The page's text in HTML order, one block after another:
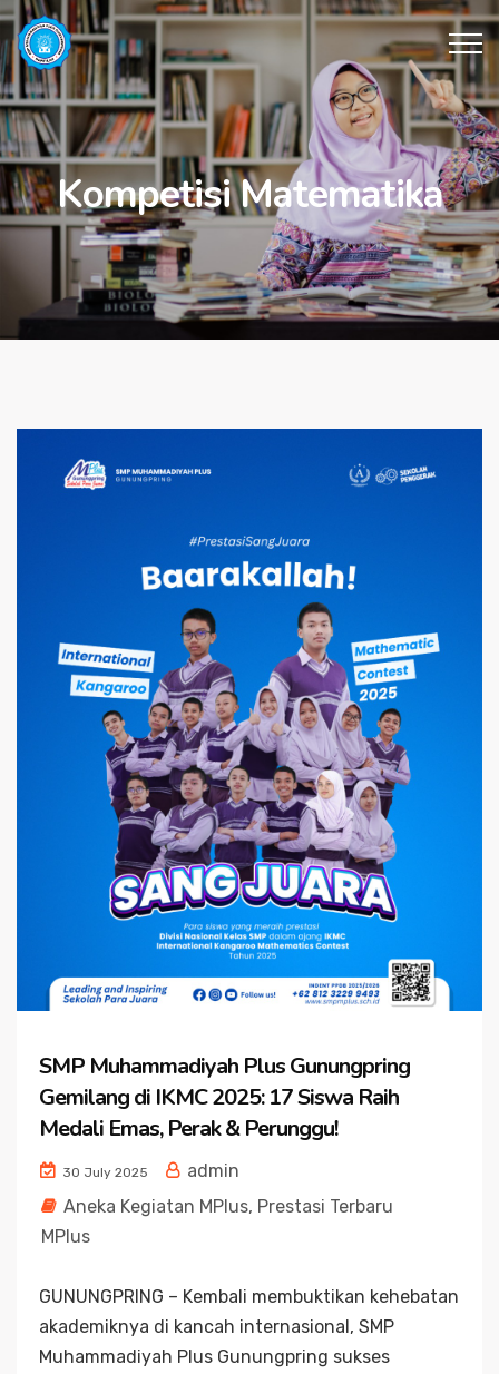
Kompetisi Matematika
SMP Muhammadiyah Plus Gunungpring
Gemilang di IKMC 2025: 17 Siswa Raih
Medali Emas, Perak & Perunggu!
30 July 2025
admin
Aneka Kegiatan MPlus, Prestasi Terbaru
MPlus
GUNUNGPRING – Kembali membuktikan kehebatan
akademiknya di kancah internasional, SMP
Muhammadiyah Plus Gunungpring sukses